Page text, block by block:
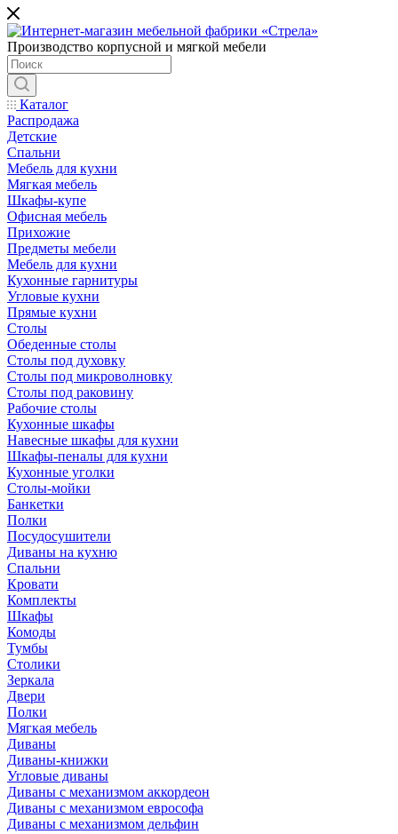
Производство корпусной и мягкой мебели
Каталог
Распродажа
Детские
Спальни
Мебель для кухни
Мягкая мебель
Шкафы-купе
Офисная мебель
Прихожие
Предметы мебели
Мебель для кухни
Кухонные гарнитуры
Угловые кухни
Прямые кухни
Столы
Обеденные столы
Столы под духовку
Столы под микроволновку
Столы под раковину
Рабочие столы
Кухонные шкафы
Навесные шкафы для кухни
Шкафы-пеналы для кухни
Кухонные уголки
Столы-мойки
Банкетки
Полки
Посудосушители
Диваны на кухню
Спальни
Кровати
Комплекты
Шкафы
Комоды
Тумбы
Столики
Зеркала
Двери
Полки
Мягкая мебель
Диваны
Диваны-книжки
Угловые диваны
Диваны с механизмом аккордеон
Диваны с механизмом еврософа
Диваны с механизмом дельфин